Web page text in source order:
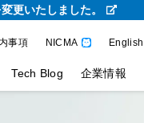
更いたしました。
事項 NICMA English
Tech Blog 企業情報